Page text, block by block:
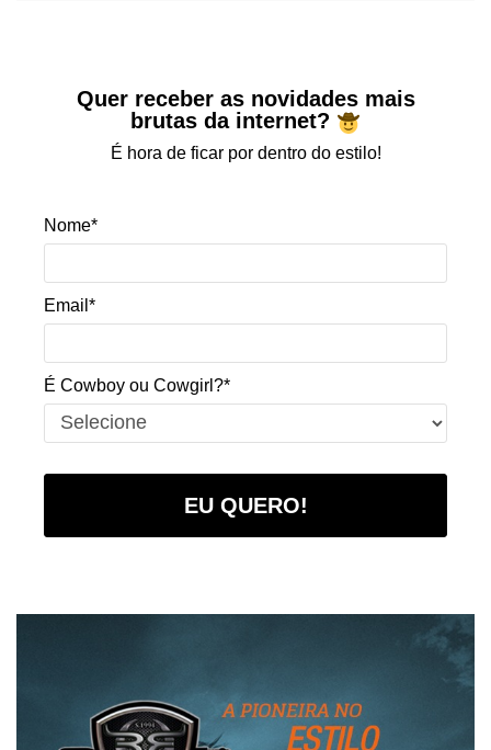
Quer receber as novidades mais
brutas da internet?
É hora de ficar por dentro do estilo!
Nome*
Email*
É Cowboy ou Cowgirl?*
EU QUERO!